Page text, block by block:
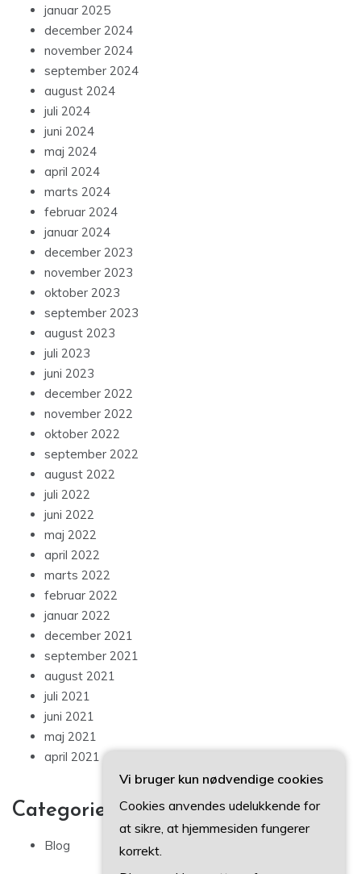
januar 2025
december 2024
november 2024
september 2024
august 2024
juli 2024
juni 2024
maj 2024
april 2024
marts 2024
februar 2024
januar 2024
december 2023
november 2023
oktober 2023
september 2023
august 2023
juli 2023
juni 2023
december 2022
november 2022
oktober 2022
september 2022
august 2022
juli 2022
juni 2022
maj 2022
april 2022
marts 2022
februar 2022
januar 2022
december 2021
september 2021
august 2021
juli 2021
juni 2021
maj 2021
april 2021
Categories
Blog
Vi bruger kun nødvendige cookies
Cookies anvendes udelukkende for
at sikre, at hjemmesiden fungerer
korrekt.